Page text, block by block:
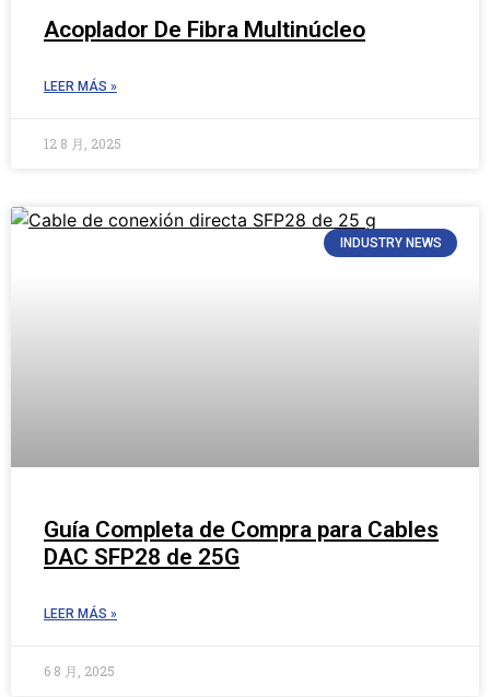
Acoplador De Fibra Multinúcleo
LEER MÁS »
12 8 月, 2025
INDUSTRY NEWS
Guía Completa de Compra para Cables
DAC SFP28 de 25G
LEER MÁS »
6 8 月, 2025